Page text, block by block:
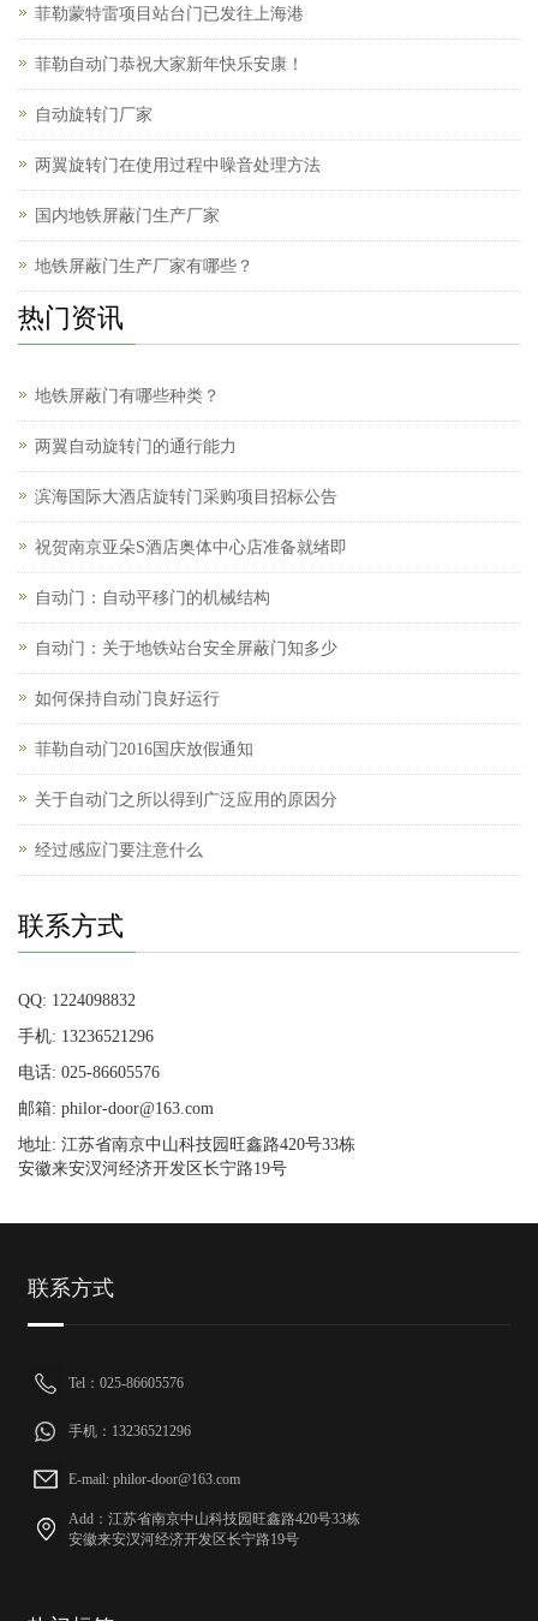
菲勒蒙特雷项目站台门已发往上海港
菲勒自动门恭祝大家新年快乐安康！
自动旋转门厂家
两翼旋转门在使用过程中噪音处理方法
国内地铁屏蔽门生产厂家
地铁屏蔽门生产厂家有哪些？
热门资讯
地铁屏蔽门有哪些种类？
两翼自动旋转门的通行能力
滨海国际大酒店旋转门采购项目招标公告
祝贺南京亚朵S酒店奥体中心店准备就绪即
自动门：自动平移门的机械结构
自动门：关于地铁站台安全屏蔽门知多少
如何保持自动门良好运行
菲勒自动门2016国庆放假通知
关于自动门之所以得到广泛应用的原因分
经过感应门要注意什么
联系方式
QQ: 1224098832
手机: 13236521296
电话: 025-86605576
邮箱: philor-door@163.com
地址: 江苏省南京中山科技园旺鑫路420号33栋
安徽来安汊河经济开发区长宁路19号
联系方式
Tel：025-86605576
手机：13236521296
E-mail: philor-door@163.com
Add：江苏省南京中山科技园旺鑫路420号33栋
安徽来安汊河经济开发区长宁路19号